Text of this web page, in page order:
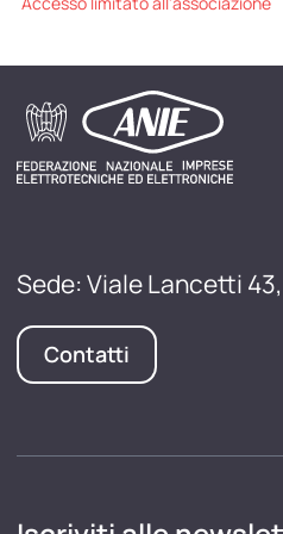
Sede: Viale Lancetti
Contatti